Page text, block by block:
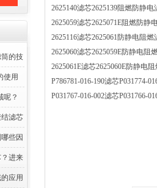
的技
使用
呢？
滤芯
些因
进来
应用
2625140滤芯2625139阻燃防静
2625059滤芯2625071E阻燃防静
2625116滤芯2625061防静电阻
2625060滤芯2625059E防静电阻
2625061E滤芯2625060E防静电
P786781-016-190滤芯P031774-
P031767-016-002滤芯P031766-